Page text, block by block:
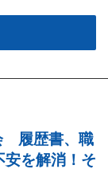
履歴書、職
安を解消！そ